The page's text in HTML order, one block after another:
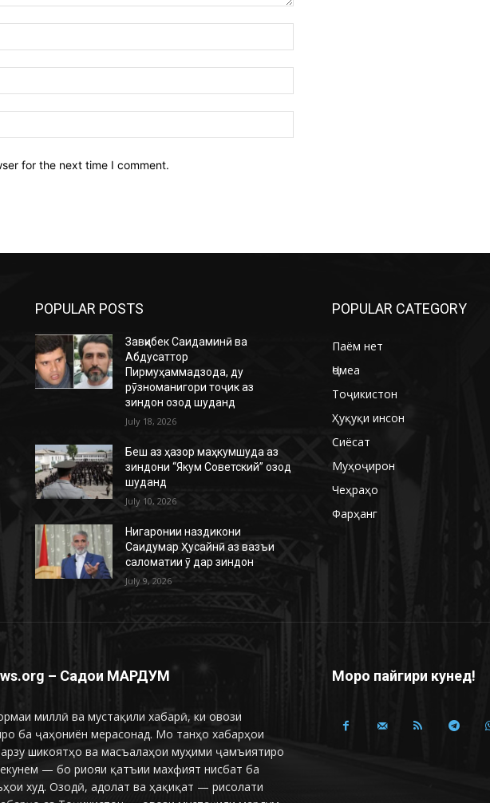
for the next time I comment.
POPULAR POSTS
Завқибек Саидаминӣ ва
Абдусаттор
Пирмуҳаммадзода, ду
рӯзноманигори тоҷик аз
зиндон озод шуданд
July 18, 2026
Беш аз ҳазор маҳкумшуда аз
зиндони “Якум Советский” озод
шуданд
July 10, 2026
Нигаронии наздикони
Саидумар Ҳусайнӣ аз вазъи
саломатии ӯ дар зиндон
July 9, 2026
POPULAR CATEGORY
Паём нет
Ҷомеа
Тоҷикистон
Ҳуқуқи инсон
Сиёсат
Муҳоҷирон
Чеҳраҳо
Фарҳанг
– Садои МАРДУМ
миллӣ ва мустақили хабарӣ, ки овози
ба ҷаҳониён мерасонад. Мо танҳо хабарҳои
шикоятҳо ва масъалаҳои муҳими ҷамъиятиро
— бо риояи қатъии махфият нисбат ба
худ. Озодӣ, адолат ва ҳақиқат — рисолати
Моро пайгири кунед!